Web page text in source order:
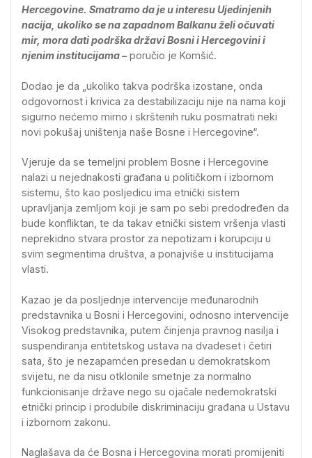
Hercegovine. Smatramo da je u interesu Ujedinjenih
nacija, ukoliko se na zapadnom Balkanu želi očuvati
mir, mora dati podrška državi Bosni i Hercegovini i
njenim institucijama –poručio je Komšić.
Dodao je da „ukoliko takva podrška izostane, onda
odgovornost i krivica za destabilizaciju nije na nama koji
sigurno nećemo mirno i skrštenih ruku posmatrati neki
novi pokušaj uništenja naše Bosne i Hercegovine“.
Vjeruje da se temeljni problem Bosne i Hercegovine
nalazi u nejednakosti građana u političkom i izbornom
sistemu, što kao posljedicu ima etnički sistem
upravljanja zemljom koji je sam po sebi predodređen da
bude konfliktan, te da takav etnički sistem vršenja vlasti
neprekidno stvara prostor za nepotizam i korupciju u
svim segmentima društva, a ponajviše u institucijama
vlasti.
Kazao je da posljednje intervencije međunarodnih
predstavnika u Bosni i Hercegovini, odnosno intervencije
Visokog predstavnika, putem činjenja pravnog nasilja i
suspendiranja entitetskog ustava na dvadeset i četiri
sata, što je nezapamćen presedan u demokratskom
svijetu, ne da nisu otklonile smetnje za normalno
funkcionisanje države nego su ojačale nedemokratski
etnički princip i produbile diskriminaciju građana u Ustavu
i izbornom zakonu.
Naglašava da će Bosna i Hercegovina morati promijeniti